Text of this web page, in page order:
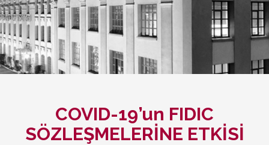
COVID-19’un FIDIC
SÖZLEŞMELERİNE ETKİSİ